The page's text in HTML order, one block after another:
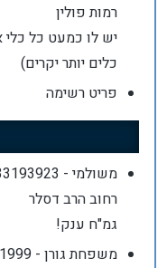
רמות פולין
כלים יותר יקרים)
פריט רשימה
משולמי - 0533193923
רחוב הרב דסלר
גמ"ח ענק!
משפחת גורן - 0527141999